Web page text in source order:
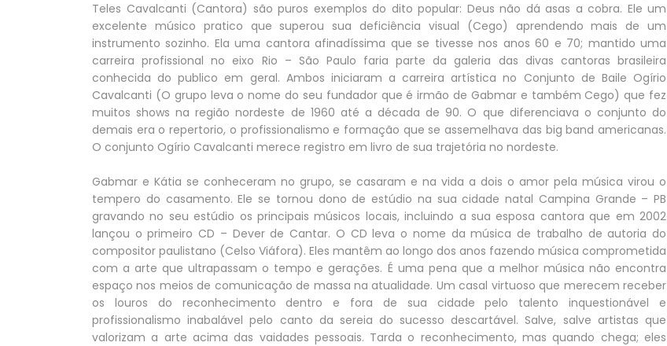
Teles Cavalcanti (Cantora) são puros exemplos do dito popular: Deus não dá asas a cobra. Ele um
excelente músico pratico que superou sua deficiência visual (Cego) aprendendo mais de um
instrumento sozinho. Ela uma cantora afinadíssima que se tivesse nos anos 60 e 70; mantido uma
carreira profissional no eixo Rio – São Paulo faria parte da galeria das divas cantoras brasileira
conhecida do publico em geral. Ambos iniciaram a carreira artística no Conjunto de Baile Ogírio
Cavalcanti (O grupo leva o nome do seu fundador que é irmão de Gabmar e também Cego) que fez
muitos shows na região nordeste de 1960 até a década de 90. O que diferenciava o conjunto do
demais era o repertorio, o profissionalismo e formação que se assemelhava das big band americanas.
O conjunto Ogírio Cavalcanti merece registro em livro de sua trajetória no nordeste.
Gabmar e Kátia se conheceram no grupo, se casaram e na vida a dois o amor pela música virou o
tempero do casamento. Ele se tornou dono de estúdio na sua cidade natal Campina Grande – PB
gravando no seu estúdio os principais músicos locais, incluindo a sua esposa cantora que em 2002
lançou o primeiro CD – Dever de Cantar. O CD leva o nome da música de trabalho de autoria do
compositor paulistano (Celso Viáfora). Eles mantêm ao longo dos anos fazendo música comprometida
com a arte que ultrapassam o tempo e gerações. É uma pena que a melhor música não encontra
espaço nos meios de comunicação de massa na atualidade. Um casal virtuoso que merecem receber
os louros do reconhecimento dentro e fora de sua cidade pelo talento inquestionável e
profissionalismo inabalável pelo canto da sereia do sucesso descartável. Salve, salve artistas que
valorizam a arte acima das vaidades pessoais. Tarda o reconhecimento, mas quando chega; eles